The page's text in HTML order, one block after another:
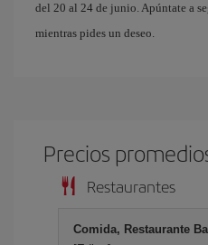
del 20 al 24 de junio. Apúntate a
mientras pides un deseo.
Precios
Restaurantes
Comida, Restaurante